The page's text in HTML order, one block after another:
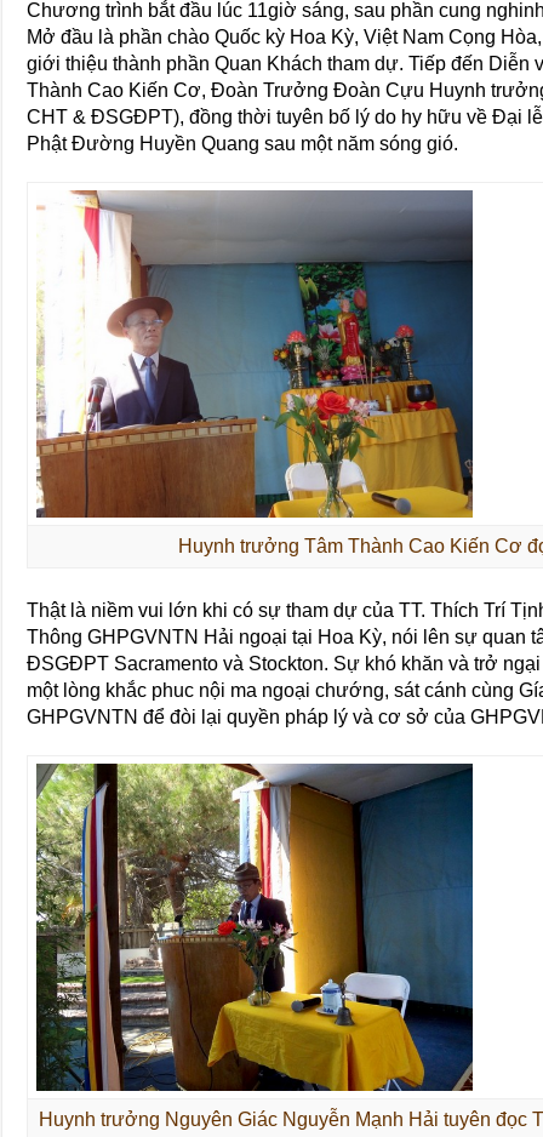
Chương trình bắt đầu lúc 11giờ sáng, sau phần cung
Mở đầu là phần chào Quốc kỳ Hoa Kỳ, Việt Nam Cọng
giới thiệu thành phần Quan Khách tham dự. Tiếp đến Diễn
Thành Cao Kiến Cơ, Đoàn Trưởng Đoàn Cựu Huynh
CHT & ĐSGĐPT), đồng thời tuyên bố lý do hy hữu về Đại
Phật Đường Huyền Quang sau một năm sóng gió.
Huynh trưởng Tâm Thành Cao Kiến Cơ
Thật là niềm vui lớn khi có sự tham dự của TT. Thích Trí
Thông GHPGVNTN Hải ngoại tại Hoa Kỳ, nói lên sự quan
ĐSGĐPT Sacramento và Stockton. Sự khó khăn và trở
một lòng khắc phuc nội ma ngoại chướng, sát cánh cùng
GHPGVNTN để đòi lại quyền pháp lý và cơ sở của
Huynh trưởng Nguyên Giác Nguyễn Mạnh Hải tuyên đọc